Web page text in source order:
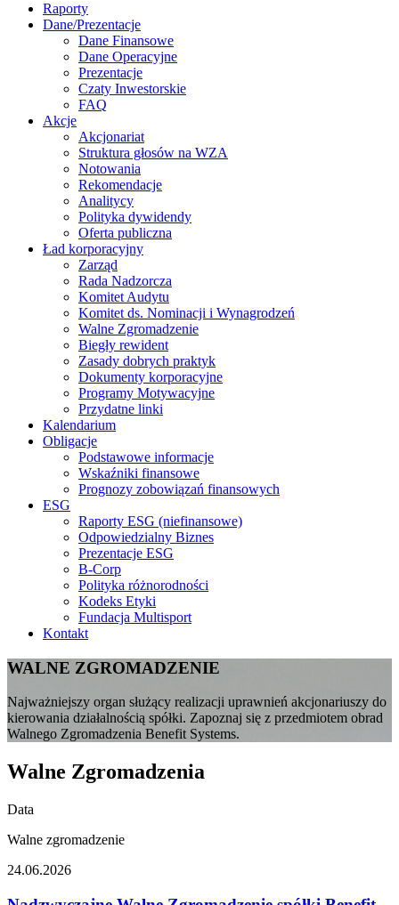
Raporty
Dane/Prezentacje
Dane Finansowe
Dane Operacyjne
Prezentacje
Czaty Inwestorskie
FAQ
Akcje
Akcjonariat
Struktura głosów na WZA
Notowania
Rekomendacje
Analitycy
Polityka dywidendy
Oferta publiczna
Ład korporacyjny
Zarząd
Rada Nadzorcza
Komitet Audytu
Komitet ds. Nominacji i Wynagrodzeń
Walne Zgromadzenie
Biegły rewident
Zasady dobrych praktyk
Dokumenty korporacyjne
Programy Motywacyjne
Przydatne linki
Kalendarium
Obligacje
Podstawowe informacje
Wskaźniki finansowe
Prognozy zobowiązań finansowych
ESG
Raporty ESG (niefinansowe)
Odpowiedzialny Biznes
Prezentacje ESG
B-Corp
Polityka różnorodności
Kodeks Etyki
Fundacja Multisport
Kontakt
WALNE ZGROMADZENIE
Najważniejszy organ służący realizacji uprawnień akcjonariuszy do
kierowania działalnością spółki. Zapoznaj się z przedmiotem obrad
Walnego Zgromadzenia Benefit Systems.
Walne Zgromadzenia
Data
Walne zgromadzenie
24.06.2026